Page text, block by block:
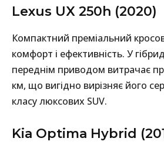
Lexus UX 250h (2020)
Компактний преміальний
комфорт і ефективність. У
переднім приводом витрачає
км, що вигідно вирізняє його
класу люксових SUV.
Kia Optima Hybrid